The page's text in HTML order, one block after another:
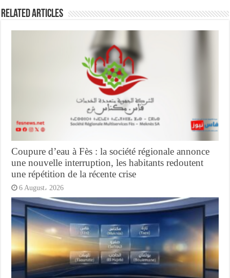
Related Articles
Coupure d’eau à Fès : la société régionale annonce
une nouvelle interruption, les habitants redoutent
une répétition de la récente crise
6 August، 2026